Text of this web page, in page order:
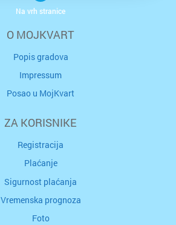
O MOJKVART
Popis gradova
Impressum
Posao u MojKvart
ZA KORISNIKE
Registracija
Plaćanje
Sigurnost plaćanja
Vremenska prognoza
Foto
Na vrh stranice